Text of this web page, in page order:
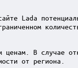
Lada
ценам. В случае
от региона.